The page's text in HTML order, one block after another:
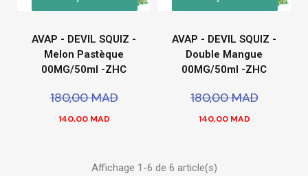
AVAP - DEVIL SQUIZ -
Melon Pastèque
00MG/50ml -ZHC
180,00 MAD
140,00 MAD
AVAP - DEVIL SQUIZ -
Double Mangue
00MG/50ml -ZHC
180,00 MAD
140,00 MAD
Affichage 1-6 de 6 article(s)